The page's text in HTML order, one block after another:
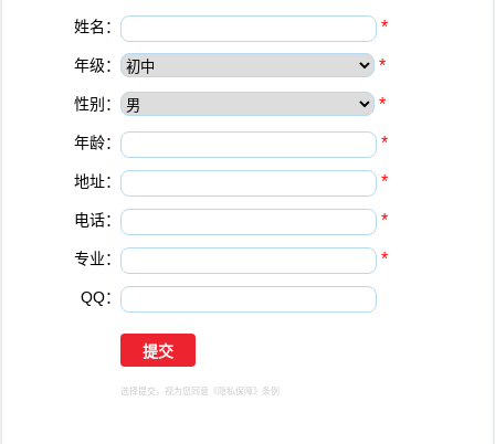
姓名： *
年级： *
性别： *
年龄： *
地址： *
电话： *
专业： *
QQ：
选择提交，视为您同意 《隐私保障》 条例